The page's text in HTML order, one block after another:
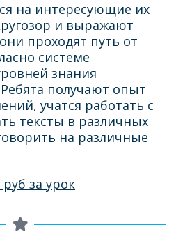
на интересующие их
и выражают
проходят путь от
системе
знания
получают опыт
учатся работать с
тексты в различных
на различные
руб за урок